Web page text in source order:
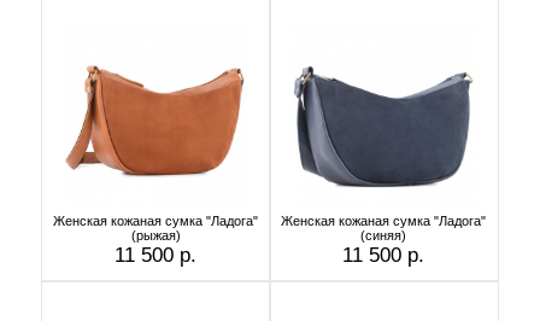
Женская кожаная сумка "Ладога"
(рыжая)
11 500 р.
Женская кожаная сумка "Ладога"
(синяя)
11 500 р.